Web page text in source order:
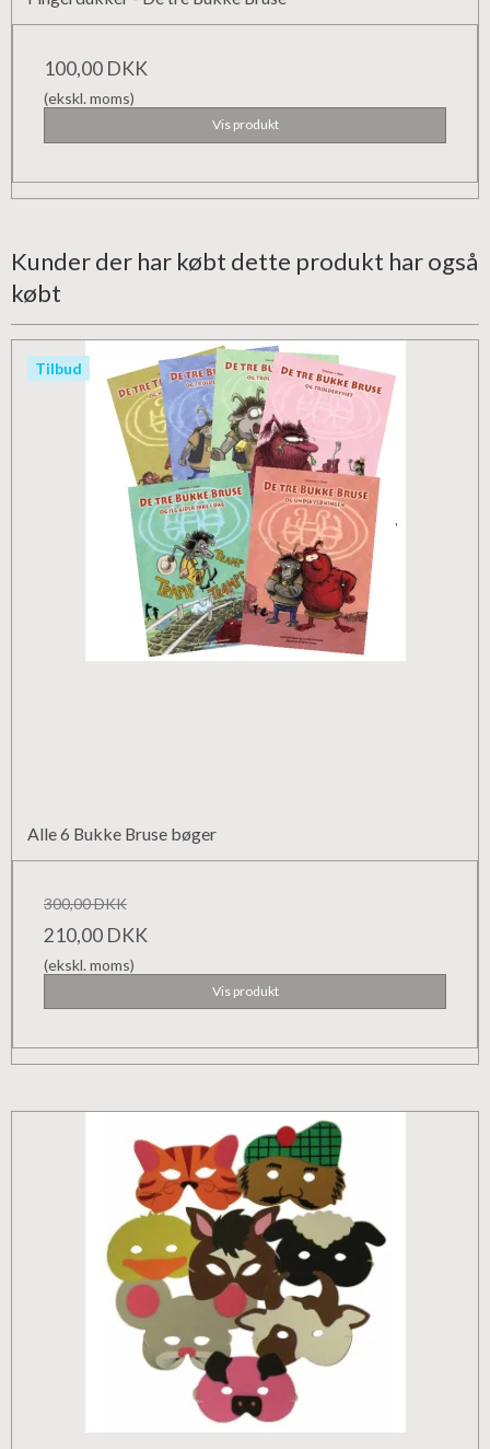
100,00 DKK
(ekskl. moms)
Vis produkt
Kunder der har købt dette produkt har også
købt
Tilbud
Alle 6 Bukke Bruse bøger
300,00 DKK
210,00 DKK
(ekskl. moms)
Vis produkt